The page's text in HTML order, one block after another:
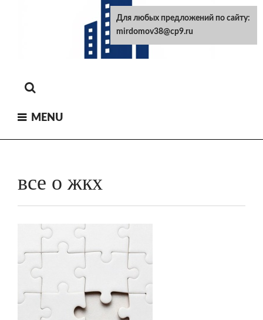
MENU
все о жкх
Для любых предложений по сайту:
mirdomov38@cp9.ru